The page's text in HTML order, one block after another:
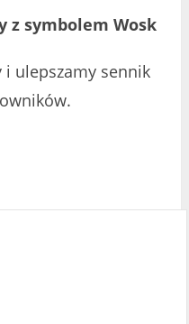
z symbolem Wosk
i ulepszamy sennik